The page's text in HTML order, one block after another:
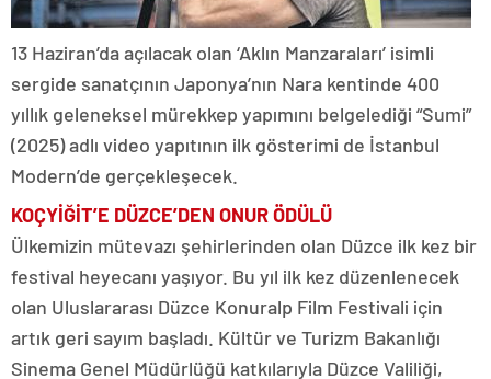
13 Haziran’da açılacak olan ‘Aklın Manzaraları’ isimli
sergide sanatçının Japonya’nın Nara kentinde 400
yıllık geleneksel mürekkep yapımını belgelediği “Sumi”
(2025) adlı video yapıtının ilk gösterimi de İstanbul
Modern’de gerçekleşecek.
KOÇYİĞİT’E DÜZCE’DEN ONUR ÖDÜLÜ
Ülkemizin mütevazı şehirlerinden olan Düzce ilk kez bir
festival heyecanı yaşıyor. Bu yıl ilk kez düzenlenecek
olan Uluslararası Düzce Konuralp Film Festivali için
artık geri sayım başladı. Kültür ve Turizm Bakanlığı
Sinema Genel Müdürlüğü katkılarıyla Düzce Valiliği,